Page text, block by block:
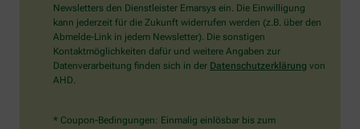
den
Schlüssel.
Newsletters den Dienstleister Emarsys ein. Die Einwilligung
kann jederzeit für die Zukunft widerrufen werden (z.B. über den
Abmelde-Link in jedem Newsletter). Die sonstigen
Kontaktmöglichkeiten dafür und weitere Angaben zur
Datenverarbeitung finden sich in der Datenschutzerklärung von
AHD.
* Coupon-Bedingungen: Einmalig einlösbar bis zum